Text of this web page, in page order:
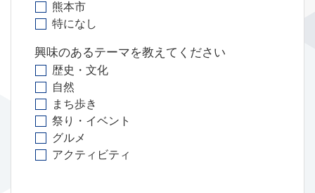
熊本市
特になし
興味のあるテーマを教えてください
歴史・文化
自然
まち歩き
祭り・イベント
グルメ
アクティビティ